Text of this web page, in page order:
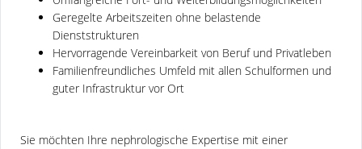
Geregelte Arbeitszeiten ohne belastende
Dienststrukturen
Hervorragende Vereinbarkeit von Beruf und Privatleben
Familienfreundliches Umfeld mit allen Schulformen und
guter Infrastruktur vor Ort
Sie möchten Ihre nephrologische Expertise mit einer